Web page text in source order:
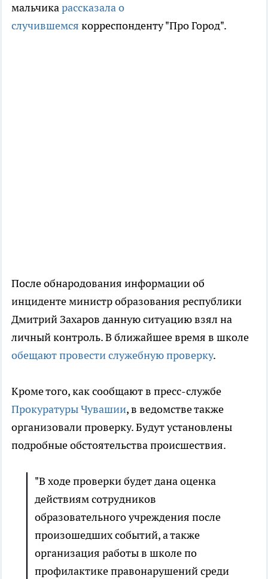
мальчикарассказала о
случившемся корреспонденту "Про Город".
После обнародования информации об
инциденте министр образования республики
Дмитрий Захаров данную ситуацию взял на
личный контроль. В ближайшее время в школе
обещают провести служебную проверку.
Кроме того, как сообщают в пресс-службе
Прокуратуры Чувашии, в ведомстве также
организовали проверку. Будут установлены
подробные обстоятельства происшествия.
"В ходе проверки будет дана оценка
действиям сотрудников
образовательного учреждения после
произошедших событий, а также
организация работы в школе по
профилактике правонарушений среди